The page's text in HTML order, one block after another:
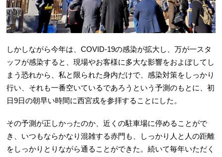
しかしながら今年は、COVID-19の感染が拡大し、万が一スタ
ッフが感染すると、現場やお客様に多大な影響をおよぼしてし
まう恐れから、私と限られた身内だけで、感染対策をしっかり
行い、それも一番空いているであろうという予測のもとに、初
日9日の朝早い時間に西宮戎を参拝することにした。
その予測が正しかったのか、近くの駐車場に停めることがで
き、いつもならかなり混雑する赤門も、しっかり人と人の距離
をしっかりとりながら通ることができた。続いて毎年いただく